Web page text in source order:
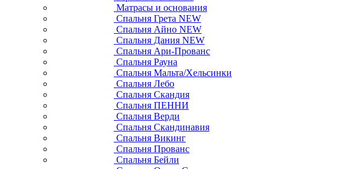
Матрасы и основания
Спальня Грета NEW
Спальня Айно NEW
Спальня Дания NEW
Спальня Ари-Прованс
Спальня Рауна
Спальня Мальта/Хельсинки
Спальня Лебо
Спальня Скандия
Спальня ПЕННИ
Спальня Верди
Спальня Скандинавия
Спальня Викинг
Спальня Прованс
Спальня Бейли